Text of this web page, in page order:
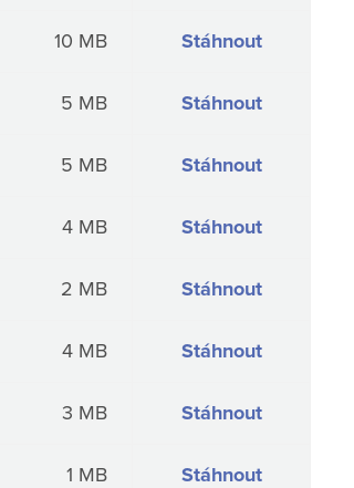
10 MB Stáhnout
5 MB Stáhnout
5 MB Stáhnout
4 MB Stáhnout
2 MB Stáhnout
4 MB Stáhnout
3 MB Stáhnout
1 MB Stáhnout